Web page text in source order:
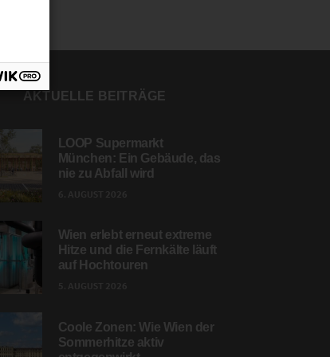
AKTUELLE BEITRÄGE
LOOP Supermarkt
München: Ein Gebäude, das
nie zu Abfall wird
Wien erlebt erneut extreme
Hitze und die Fernkälte läuft
auf Hochtouren
Coole Zonen: Wie Wien der
Sommerhitze aktiv